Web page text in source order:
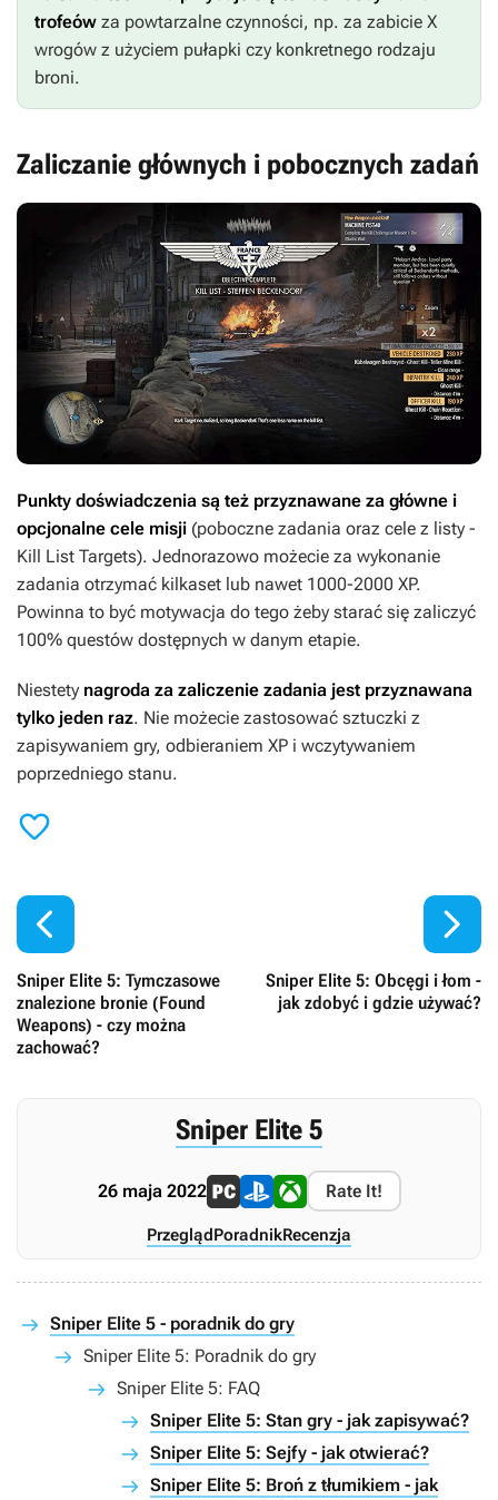
trofeów za powtarzalne czynności, np. za zabicie X
wrogów z użyciem pułapki czy konkretnego rodzaju
broni.
Zaliczanie głównych i pobocznych zadań
Punkty doświadczenia są też przyznawane za główne i
opcjonalne cele misji (poboczne zadania oraz cele z listy -
Kill List Targets). Jednorazowo możecie za wykonanie
zadania otrzymać kilkaset lub nawet 1000-2000 XP.
Powinna to być motywacja do tego żeby starać się zaliczyć
100% questów dostępnych w danym etapie.
Niestety nagroda za zaliczenie zadania jest przyznawana
tylko jeden raz. Nie możecie zastosować sztuczki z
zapisywaniem gry, odbieraniem XP i wczytywaniem
poprzedniego stanu.


Sniper Elite 5: Tymczasowe
znalezione bronie (Found
Weapons) - czy można
zachować?
Sniper Elite 5: Obcęgi i łom -
jak zdobyć i gdzie używać?

Sniper Elite 5
26 maja 2022 Rate It!
PrzeglądPoradnikRecenzja
Sniper Elite 5 - poradnik do gry
Sniper Elite 5: Poradnik do gry
Sniper Elite 5: FAQ
Sniper Elite 5: Stan gry - jak zapisywać?
Sniper Elite 5: Sejfy - jak otwierać?
Sniper Elite 5: Broń z tłumikiem - jak